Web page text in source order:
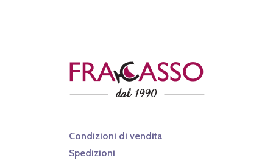
Condizioni di vendita
Spedizioni